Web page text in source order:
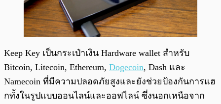
Keep Key เป็นกระเป๋าเงิน Hardware wallet สำหรับ
Bitcoin, Litecoin, Ethereum, Dogecoin, Dash และ
Namecoin ที่มีความปลอดภัยสูงและยังช่วยป้องกันการแฮ
กทั้งในรูปแบบออนไลน์และออฟไลน์ ซึ่งนอกเหนือจาก